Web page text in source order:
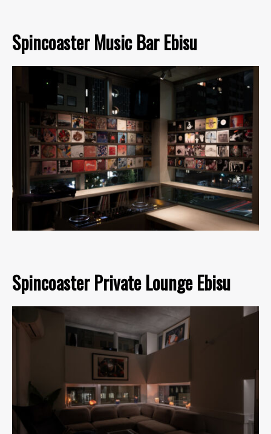
Spincoaster Music Bar Ebisu
Spincoaster Private Lounge Ebisu